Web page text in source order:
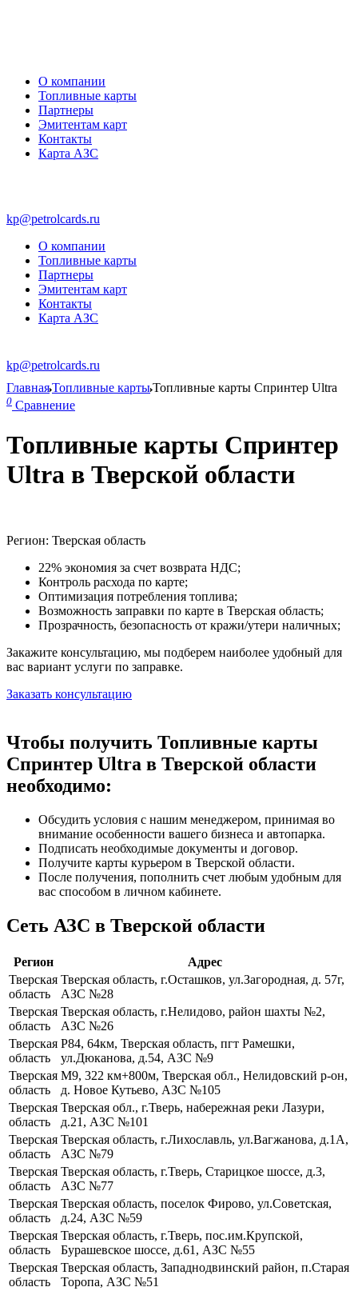
О компании
Топливные карты
Партнеры
Эмитентам карт
Контакты
Карта АЗС
kp@petrolcards.ru
О компании
Топливные карты
Партнеры
Эмитентам карт
Контакты
Карта АЗС
kp@petrolcards.ru
ГлавнаяТопливные картыТопливные карты Спринтер Ultra
0 Сравнение
Топливные карты Спринтер
Ultra в Тверской области
Регион: Тверская область
22% экономия за счет возврата НДС;
Контроль расхода по карте;
Оптимизация потребления топлива;
Возможность заправки по карте в Тверская область;
Прозрачность, безопасность от кражи/утери наличных;
Закажите консультацию, мы подберем наиболее удобный для
вас вариант услуги по заправке.
Заказать консультацию
Чтобы получить Топливные карты
Спринтер Ultra в Тверской области
необходимо:
Обсудить условия с нашим менеджером, принимая во
внимание особенности вашего бизнеса и автопарка.
Подписать необходимые документы и договор.
Получите карты курьером в Тверской области.
После получения, пополнить счет любым удобным для
вас способом в личном кабинете.
Сеть АЗС в Тверской области
Регион
Адрес
Тверская
область
Тверская область, г.Осташков, ул.Загородная, д. 57г,
АЗС №28
Тверская
область
Тверская область, г.Нелидово, район шахты №2,
АЗС №26
Тверская
область
Р84, 64км, Тверская область, пгт Рамешки,
ул.Дюканова, д.54, АЗС №9
Тверская
область
М9, 322 км+800м, Тверская обл., Нелидовский р-он,
д. Новое Кутьево, АЗС №105
Тверская
область
Тверская обл., г.Тверь, набережная реки Лазури,
д.21, АЗС №101
Тверская
область
Тверская область, г.Лихославль, ул.Вагжанова, д.1А,
АЗС №79
Тверская
область
Тверская область, г.Тверь, Старицкое шоссе, д.3,
АЗС №77
Тверская
область
Тверская область, поселок Фирово, ул.Советская,
д.24, АЗС №59
Тверская
область
Тверская область, г.Тверь, пос.им.Крупской,
Бурашевское шоссе, д.61, АЗС №55
Тверская
область
Тверская область, Западнодвинский район, п.Старая
Торопа, АЗС №51